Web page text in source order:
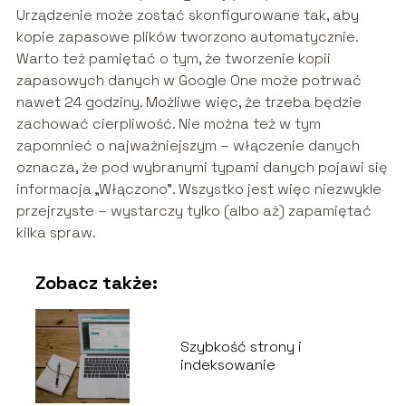
Urządzenie może zostać skonfigurowane tak, aby
kopie zapasowe plików tworzono automatycznie.
Warto też pamiętać o tym, że tworzenie kopii
zapasowych danych w Google One może potrwać
nawet 24 godziny. Możliwe więc, że trzeba będzie
zachować cierpliwość. Nie można też w tym
zapomnieć o najważniejszym – włączenie danych
oznacza, że pod wybranymi typami danych pojawi się
informacja „Włączono”. Wszystko jest więc niezwykle
przejrzyste – wystarczy tylko (albo aż) zapamiętać
kilka spraw.
Zobacz także:
Szybkość strony i
indeksowanie